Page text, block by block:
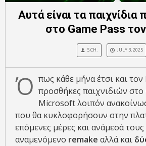
Αυτά είναι τα παιχνίδια
στο Game Pass τον
S.CH. JULY 3, 2025
Ό πως κάθε μήνα έτσι και τον
προσθήκες παιχνιδιών στο
Microsoft λοιπόν
που θα κυκλοφορήσουν στην
επόμενες μέρες και ανάμεσά
αναμενόμενο remake αλλά και